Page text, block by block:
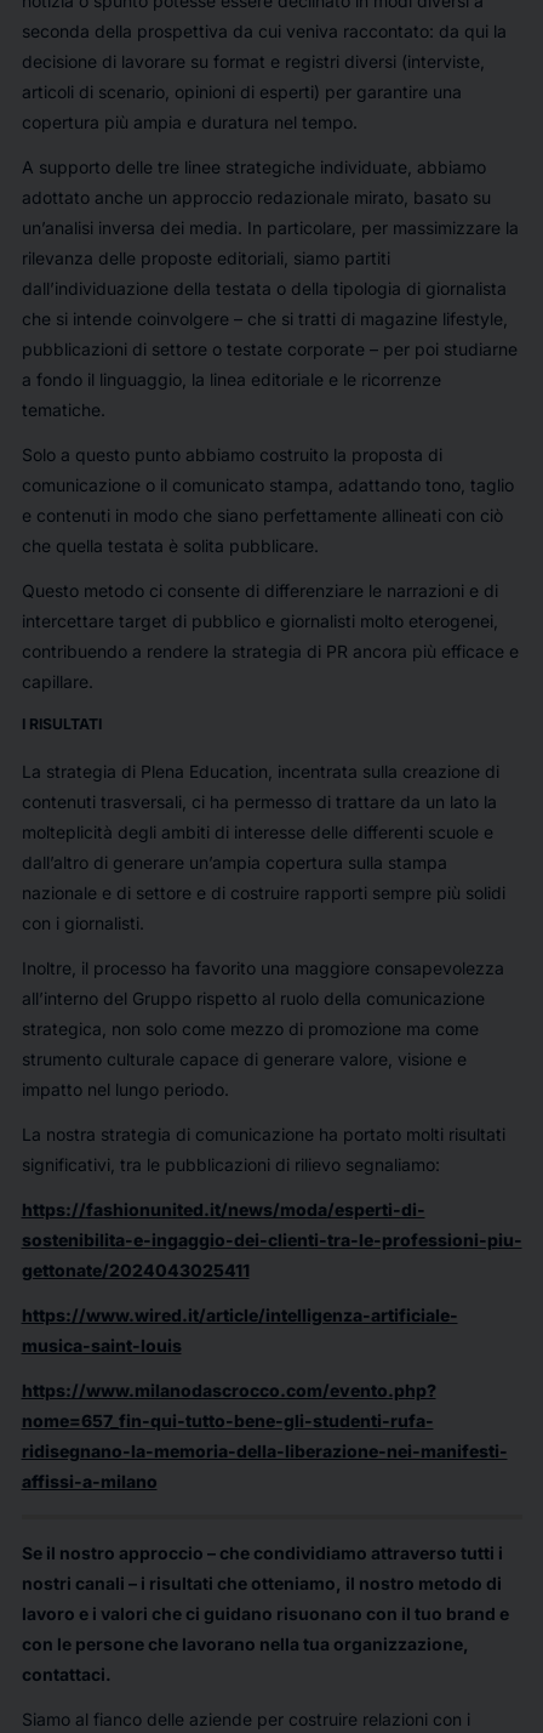
seconda della prospettiva da cui veniva raccontato: da qui la
decisione di lavorare su format e registri diversi (interviste,
articoli di scenario, opinioni di esperti) per garantire una
copertura più ampia e duratura nel tempo.
A supporto delle tre linee strategiche individuate, abbiamo
adottato anche un approccio redazionale mirato, basato su
un’analisi inversa dei media. In particolare, per massimizzare la
rilevanza delle proposte editoriali, siamo partiti
dall’individuazione della testata o della tipologia di giornalista
che si intende coinvolgere – che si tratti di magazine lifestyle,
pubblicazioni di settore o testate corporate – per poi studiarne
a fondo il linguaggio, la linea editoriale e le ricorrenze
tematiche.
Solo a questo punto abbiamo costruito la proposta di
comunicazione o il comunicato stampa, adattando tono, taglio
e contenuti in modo che siano perfettamente allineati con ciò
che quella testata è solita pubblicare.
Questo metodo ci consente di differenziare le narrazioni e di
intercettare target di pubblico e giornalisti molto eterogenei,
contribuendo a rendere la strategia di PR ancora più efficace e
capillare.
I RISULTATI
La strategia di Plena Education, incentrata sulla creazione di
contenuti trasversali, ci ha permesso di trattare da un lato la
molteplicità degli ambiti di interesse delle differenti scuole e
dall’altro di generare un’ampia copertura sulla stampa
nazionale e di settore e di costruire rapporti sempre più solidi
con i giornalisti.
Inoltre, il processo ha favorito una maggiore consapevolezza
all’interno del Gruppo rispetto al ruolo della comunicazione
strategica, non solo come mezzo di promozione ma come
strumento culturale capace di generare valore, visione e
impatto nel lungo periodo.
La nostra strategia di comunicazione ha portato molti risultati
significativi, tra le pubblicazioni di rilievo segnaliamo:
https://fashionunited.it/news/moda/esperti-di-
sostenibilita-e-ingaggio-dei-clienti-tra-le-professioni-piu-
gettonate/2024043025411
https://www.wired.it/article/intelligenza-artificiale-
musica-saint-louis
https://www.milanodascrocco.com/evento.php?
nome=657_fin-qui-tutto-bene-gli-studenti-rufa-
ridisegnano-la-memoria-della-liberazione-nei-manifesti-
affissi-a-milano
Se il nostro approccio – che condividiamo attraverso tutti i
nostri canali – i risultati che otteniamo, il nostro metodo di
lavoro e i valori che ci guidano risuonano con il tuo brand e
con le persone che lavorano nella tua organizzazione,
contattaci.
Siamo al fianco delle aziende per costruire relazioni con i